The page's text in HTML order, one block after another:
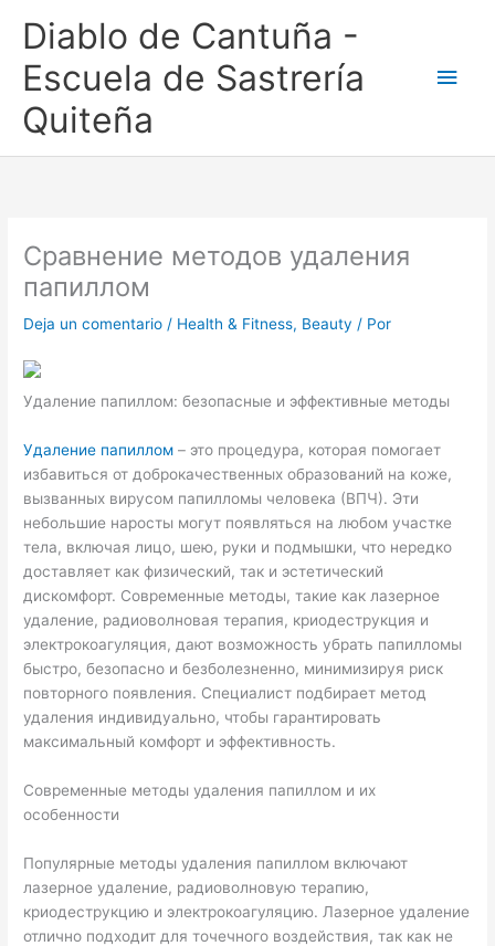
Diablo de Cantuña -
Escuela de Sastrería
Quiteña
Сравнение методов удаления
папиллом
Deja un comentario / Health & Fitness, Beauty / Por
Удаление папиллом: безопасные и эффективные методы
Удаление папиллом – это процедура, которая помогает
избавиться от доброкачественных образований на коже,
вызванных вирусом папилломы человека (ВПЧ). Эти
небольшие наросты могут появляться на любом участке
тела, включая лицо, шею, руки и подмышки, что нередко
доставляет как физический, так и эстетический
дискомфорт. Современные методы, такие как лазерное
удаление, радиоволновая терапия, криодеструкция и
электрокоагуляция, дают возможность убрать папилломы
быстро, безопасно и безболезненно, минимизируя риск
повторного появления. Специалист подбирает метод
удаления индивидуально, чтобы гарантировать
максимальный комфорт и эффективность.
Современные методы удаления папиллом и их
особенности
Популярные методы удаления папиллом включают
лазерное удаление, радиоволновую терапию,
криодеструкцию и электрокоагуляцию. Лазерное удаление
отлично подходит для точечного воздействия, так как не